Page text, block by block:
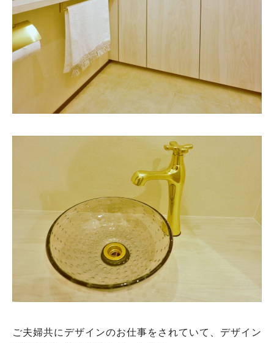
ご夫婦共にデザインのお仕事をされていて、デザイン